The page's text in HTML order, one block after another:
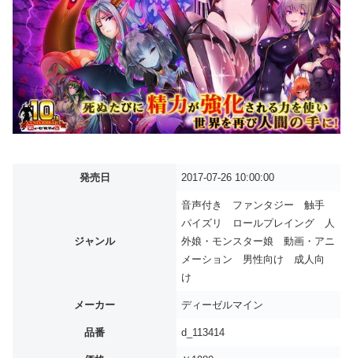
発売日 2017-07-26 10:00:00
ジャンル
音声付き ファンタジー 触手
パイズリ ロールプレイング 人
外娘・モンスター娘 動画・アニ
メーション 男性向け 成人向
け
メーカー ディーゼルマイン
品番 d_113414